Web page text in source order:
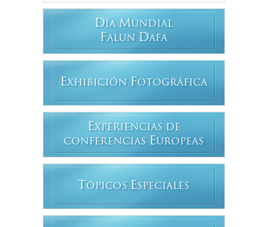
DÍA MUNDIAL
FALUN DAFA
EXHIBICIÓN FOTOGRÁFICA
EXPERIENCIAS DE
CONFERENCIAS EUROPEAS
T ÓPICOS ESPECIALES